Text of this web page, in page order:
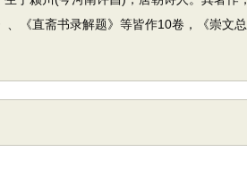
、《直斋书录解题》等皆作10卷，《崇文总